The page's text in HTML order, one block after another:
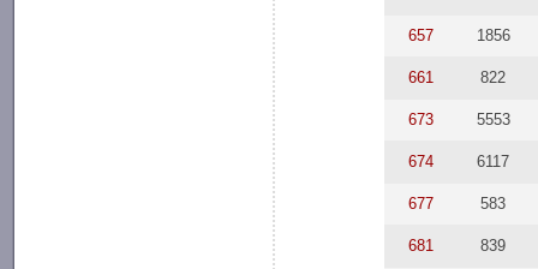
657 1856
661 822
673 5553
674 6117
677 583
681 839